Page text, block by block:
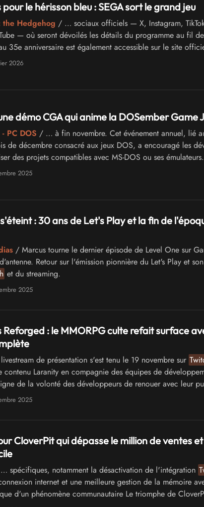
le hérisson bleu : SEGA sort le grand jeu
the Hedgehog / … sociaux officiels — X, Instagram,
— où seront dévoilés les détails du programme au fil
35e anniversaire est également accessible sur le site
2026
démo CGA qui anime la DOSember Game
PC DOS / … à fin novembre. Cet événement annuel, lié
de décembre consacré aux jeux DOS, a encouragé les
des projets compatibles avec MS-DOS ou ses
vote ni classement, …
2025
: 30 ans de Let's Play et la fin de
/ Marcus tourne le dernier épisode de Level One sur
Retour sur l'émission pionnière du Let's Play et
et du streaming.
2025
Reforged : le MMORPG culte refait surface
de présentation s'est tenu le 19 novembre sur
contenu Laranity en compagnie des équipes de
de la volonté des développeurs de renouer avec leur
en …2025
CloverPit qui dépasse le million de ventes
spécifiques, notamment la désactivation de l'intégration
internet et une meilleure gestion de la mémoire
d'un phénomène communautaire Le triomphe de